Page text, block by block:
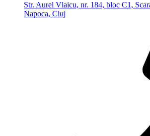
Str. Aurel Vlaicu, nr. 184, bloc C1,
Napoca, Cluj